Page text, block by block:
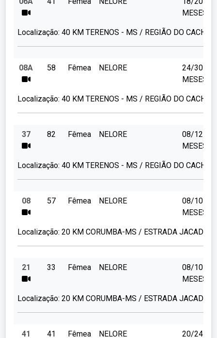
MESES
Localização: 40 KM TERENOS - MS / REGIÃO DO
08A 58 Fêmea NELORE
24/30
MESES
Localização: 40 KM TERENOS - MS / REGIÃO DO
37 82 Fêmea NELORE
08/12
MESES
Localização: 40 KM TERENOS - MS / REGIÃO DO
08 57 Fêmea NELORE
08/10
MESES
Localização: 20 KM CORUMBA-MS / ESTRADA JACADIGO
21 33 Fêmea NELORE
08/10
MESES
Localização: 20 KM CORUMBA-MS / ESTRADA JACADIGO
41 41 Fêmea NELORE
20/24